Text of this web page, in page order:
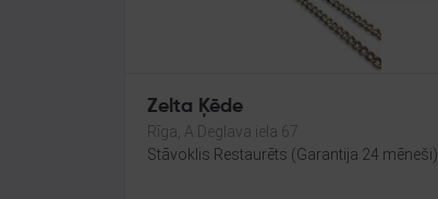
Zelta Ķēde
Rīga, A.Deglava iela 67
Stāvoklis Restaurēts (Garantija 24 mēneši)